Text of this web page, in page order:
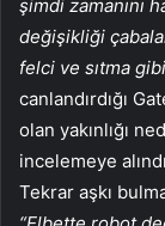
şimdi zamanını
değişikliği
felci ve sıtma
canlandırdığı
olan yakınlığı
incelemeye
Tekrar aşkı